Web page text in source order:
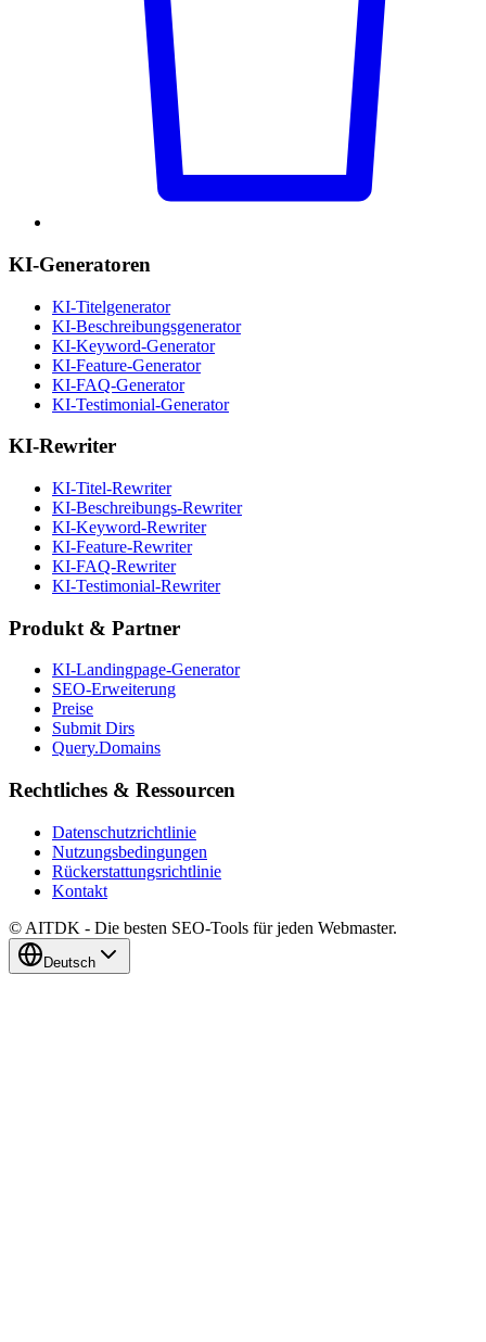
KI-Generatoren
KI-Titelgenerator
KI-Beschreibungsgenerator
KI-Keyword-Generator
KI-Feature-Generator
KI-FAQ-Generator
KI-Testimonial-Generator
KI-Rewriter
KI-Titel-Rewriter
KI-Beschreibungs-Rewriter
KI-Keyword-Rewriter
KI-Feature-Rewriter
KI-FAQ-Rewriter
KI-Testimonial-Rewriter
Produkt & Partner
KI-Landingpage-Generator
SEO-Erweiterung
Preise
Submit Dirs
Query.Domains
Rechtliches & Ressourcen
Datenschutzrichtlinie
Nutzungsbedingungen
Rückerstattungsrichtlinie
Kontakt
© AITDK - Die besten SEO-Tools für jeden Webmaster.
Deutsch